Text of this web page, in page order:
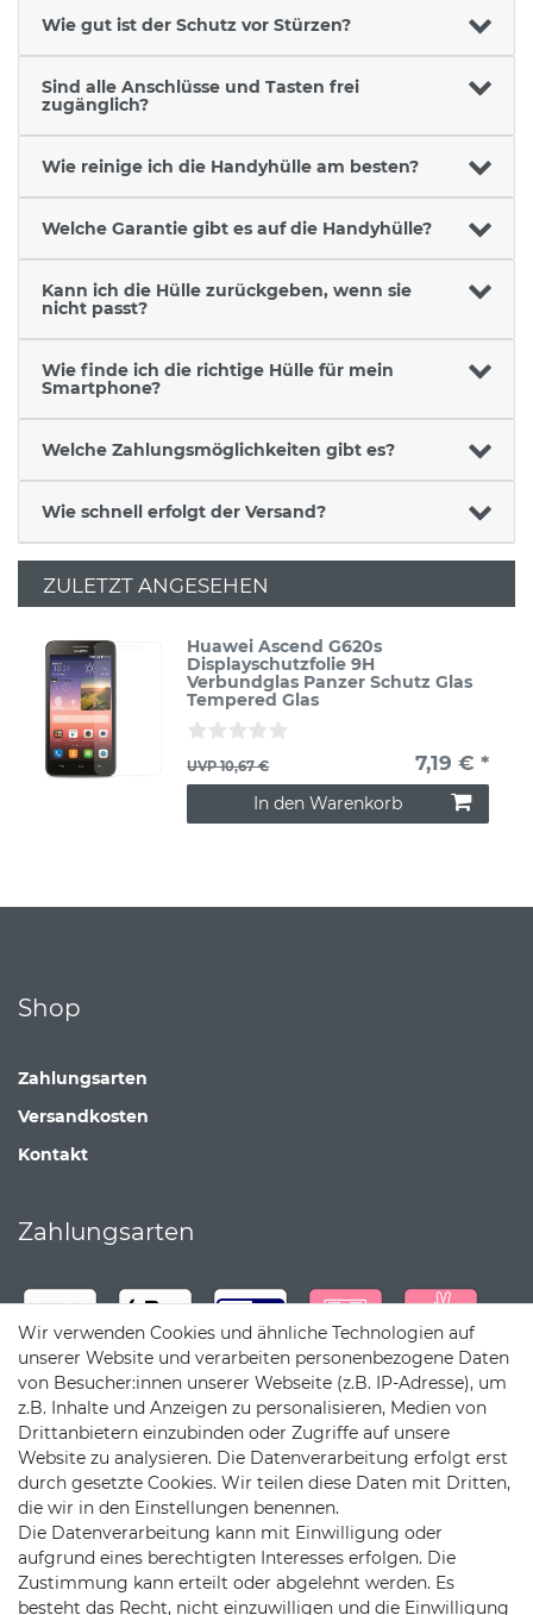
Wie gut ist der Schutz vor Stürzen?
Sind alle Anschlüsse und Tasten frei
zugänglich?
Wie reinige ich die Handyhülle am besten?
Welche Garantie gibt es auf die Handyhülle?
Kann ich die Hülle zurückgeben, wenn sie
nicht passt?
Wie finde ich die richtige Hülle für mein
Smartphone?
Welche Zahlungsmöglichkeiten gibt es?
Wie schnell erfolgt der Versand?
ZULETZT ANGESEHEN
Huawei Ascend G620s
Displayschutzfolie 9H
Verbundglas Panzer Schutz Glas
Tempered Glas
UVP 10,67 € 7,19 € *
In den Warenkorb
Shop
Zahlungsarten
Versandkosten
Kontakt
Zahlungsarten
Versandpartner
Wir verwenden Cookies und ähnliche Technologien auf
unserer Website und verarbeiten personenbezogene Daten
von Besucher:innen unserer Webseite (z.B. IP-Adresse), um
z.B. Inhalte und Anzeigen zu personalisieren, Medien von
Drittanbietern einzubinden oder Zugriffe auf unsere
Website zu analysieren. Die Datenverarbeitung erfolgt erst
durch gesetzte Cookies. Wir teilen diese Daten mit Dritten,
die wir in den Einstellungen benennen.
Die Datenverarbeitung kann mit Einwilligung oder
aufgrund eines berechtigten Interesses erfolgen. Die
Zustimmung kann erteilt oder abgelehnt werden. Es
besteht das Recht, nicht einzuwilligen und die Einwilligung